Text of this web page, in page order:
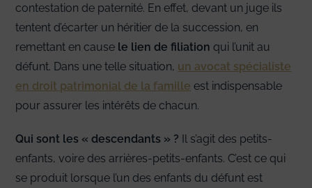
contestation de paternité. En effet, devant un juge ils
tentent d’écarter un héritier de la succession, en
remettant en cause le lien de filiation qui l’unit au
défunt. Dans une telle situation, un avocat spécialiste
en droit patrimonial de la famille est indispensable
pour assurer les intérêts de chacun.
Qui sont les « descendants » ? Il s’agit des petits-
enfants, voire des arrières-petits-enfants. C’est ce qui
se produit lorsque l’un des enfants du défunt est